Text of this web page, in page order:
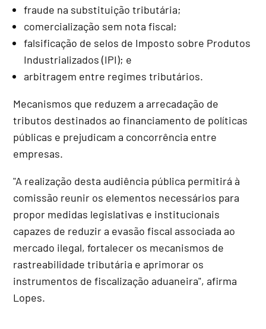
fraude na substituição tributária;
comercialização sem nota fiscal;
falsificação de selos de Imposto sobre Produtos
Industrializados (IPI); e
arbitragem entre regimes tributários.
Mecanismos que reduzem a arrecadação de
tributos destinados ao financiamento de políticas
públicas e prejudicam a concorrência entre
empresas.
"A realização desta audiência pública permitirá à
comissão reunir os elementos necessários para
propor medidas legislativas e institucionais
capazes de reduzir a evasão fiscal associada ao
mercado ilegal, fortalecer os mecanismos de
rastreabilidade tributária e aprimorar os
instrumentos de fiscalização aduaneira", afirma
Lopes.